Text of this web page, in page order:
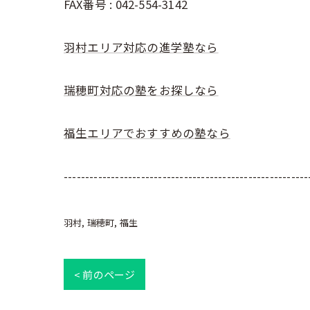
FAX番号 : 042-554-3142
羽村エリア対応の進学塾なら
瑞穂町対応の塾をお探しなら
福生エリアでおすすめの塾なら
羽村 瑞穂町 福生
< 前のページ